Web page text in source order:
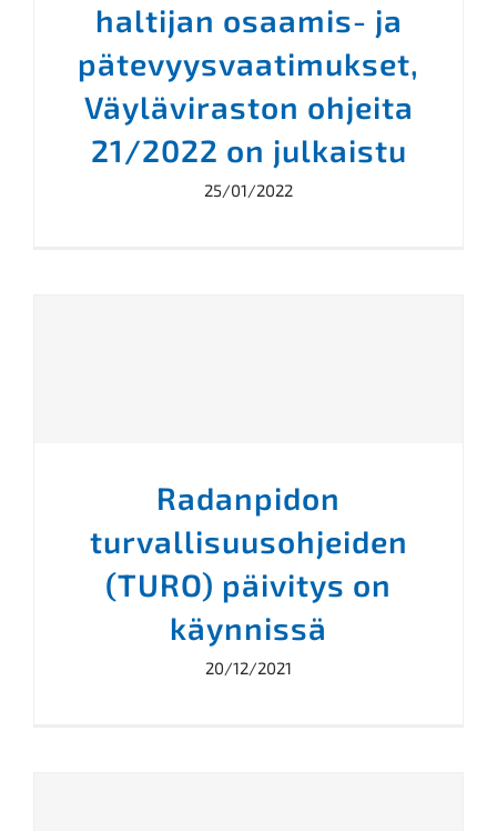
haltijan osaamis- ja
pätevyysvaatimukset,
Väyläviraston ohjeita
21/2022 on julkaistu
25/01/2022
Radanpidon
turvallisuusohjeiden
(TURO) päivitys on
käynnissä
20/12/2021